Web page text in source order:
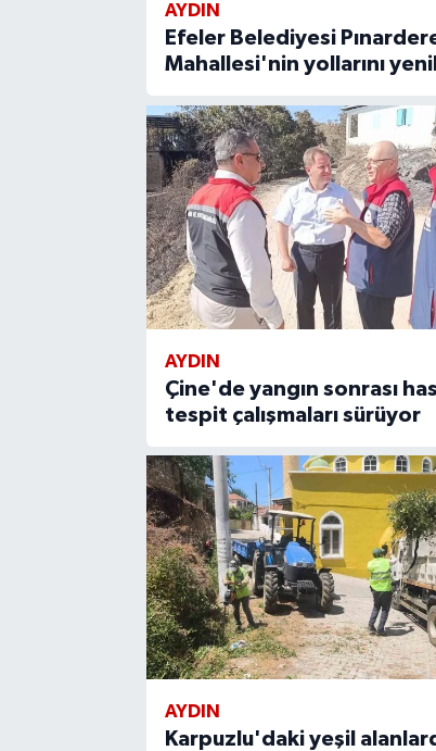
AYDIN
Efeler Belediyesi
Mahallesi'nin yollarını
AYDIN
Çine'de yangın sonrası
tespit çalışmaları sürüyor
AYDIN
Karpuzlu'daki yeşil